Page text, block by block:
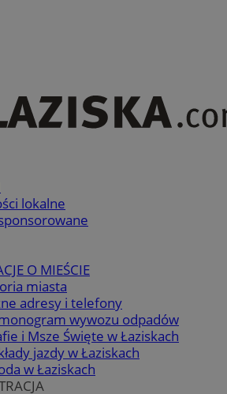
lokalne
O MIEŚCIE
miasta
adresy i telefony
wywozu odpadów
i Msze Święte w Łaziskach
jazdy w Łaziskach
w Łaziskach